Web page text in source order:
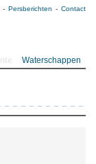
Persberichten Contact
Waterschappen